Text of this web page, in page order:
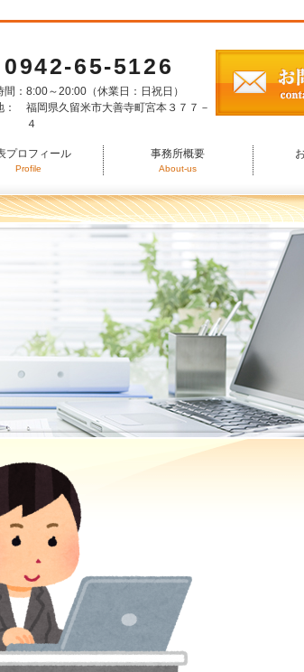
0942-65-5126
： 8:00～20:00（休業日：日祝日）
福岡県久留米市大善寺町宮本３７７－
４
プロフィール
Profile
事務所概要
About-us